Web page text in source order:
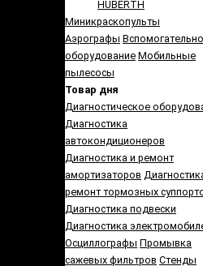
HUBERTH
Миникраскопульты
Аэрографы
оборудование Мобильные
пылесосы
Товар дня
Диагностическое
Диагностика
автокондиционеров
Диагностика и ремонт
амортизаторов
ремонт тормозных
Диагностика подвески
Диагностика
Осциллографы Промывка
сажевых фильтров Стенды